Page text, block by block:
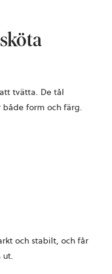
tvätta. De tål
form och färg.
och stabilt, och får
ut.